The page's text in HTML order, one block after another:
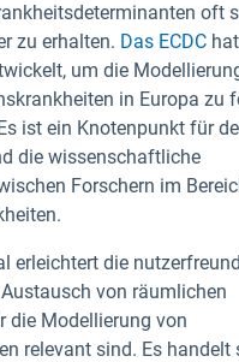
oft
zu erhalten. Das ECDC
um die
in Europa zu
ist ein Knotenpunkt für
die wissenschaftliche
Forschern im
erleichtert die
von räumlichen
die Modellierung von
relevant sind. Es handelt